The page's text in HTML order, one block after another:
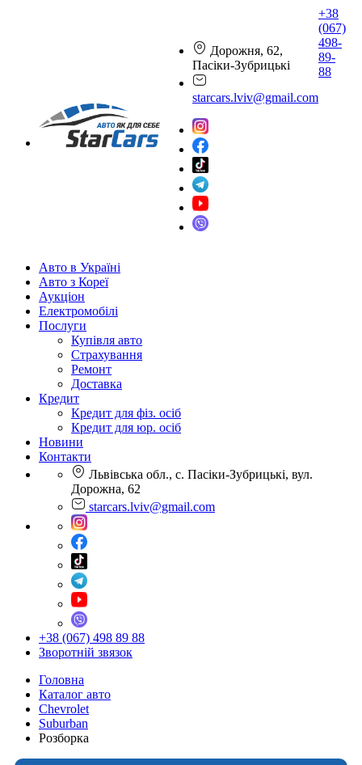
Дорожня, 62,
Пасіки-Зубрицькі
starcars.lviv@gmail.com
+38
(067)
498-
89-
88
Авто в Україні
Авто з Кореї
Аукціон
Електромобілі
Послуги
Купівля авто
Страхування
Ремонт
Доставка
Кредит
Кредит для фіз. осіб
Кредит для юр. осіб
Новини
Контакти
Львівська обл., с. Пасіки-Зубрицькі, вул.
Дорожна, 62
starcars.lviv@gmail.com
+38 (067) 498 89 88
Зворотній звязок
Головна
Каталог авто
Chevrolet
Suburban
Розборка